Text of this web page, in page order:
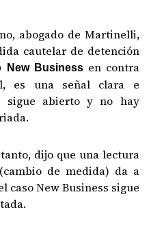
abogado de Martinelli,
cautelar de detención
New Business en contra
es una señal clara e
sigue abierto y no hay
dijo que una lectura
de medida) da a
caso New Business sigue